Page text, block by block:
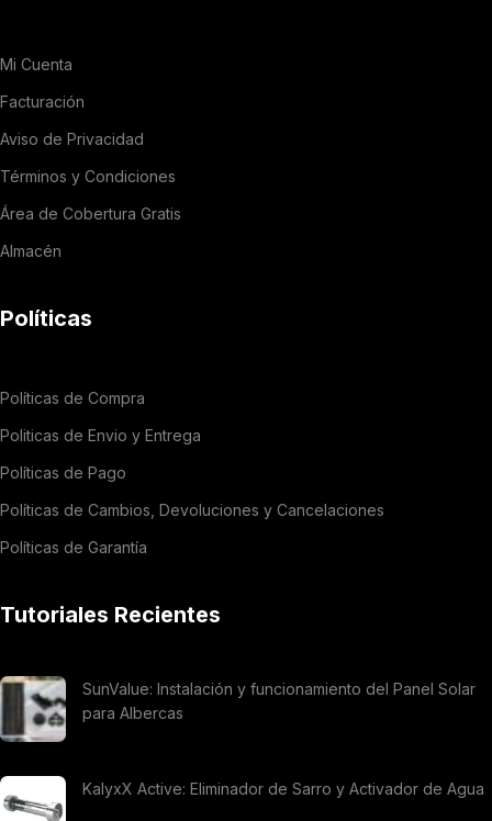
Mi Cuenta
Facturación
Aviso de Privacidad
Términos y Condiciones
Área de Cobertura Gratis
Almacén
Políticas
Políticas de Compra
Politicas de Envio y Entrega
Políticas de Pago
Políticas de Cambios, Devoluciones y Cancelaciones
Políticas de Garantía
Tutoriales Recientes
SunValue: Instalación y funcionamiento del Panel Solar
para Albercas
KalyxX Active: Eliminador de Sarro y Activador de Agua